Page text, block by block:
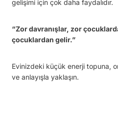
gelişimi için çok daha faydalıdır.
“Zor davranışlar, zor
çocuklardan gelir.”
Evinizdeki küçük enerji topuna,
ve anlayışla yaklaşın.